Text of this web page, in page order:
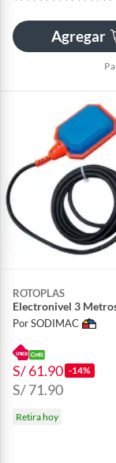
Agregar
ROTOPLAS
Electronivel 3
Por SODIMAC
S/ 61.90 -14%
S/ 71.90
Retira hoy